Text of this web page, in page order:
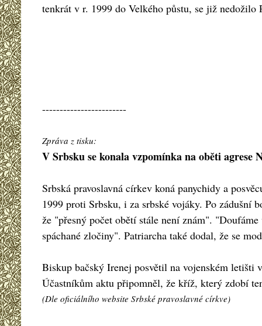
tenkrát v r. 1999 do Velkého půstu, se již
------------------------
Zpráva z tisku:
V Srbsku se konala vzpomínka na oběti agrese
Srbská pravoslavná církev koná panychidy a
1999 proti Srbsku, i za srbské vojáky. Po zádušní
že "přesný počet obětí stále není znám".
spáchané zločiny". Patriarcha také dodal, že se
Biskup bačský Irenej posvětil na vojenském letišti
Účastníkům aktu připomněl, že kříž, který zdobí
(Dle oficiálního website Srbské pravoslavné církve)